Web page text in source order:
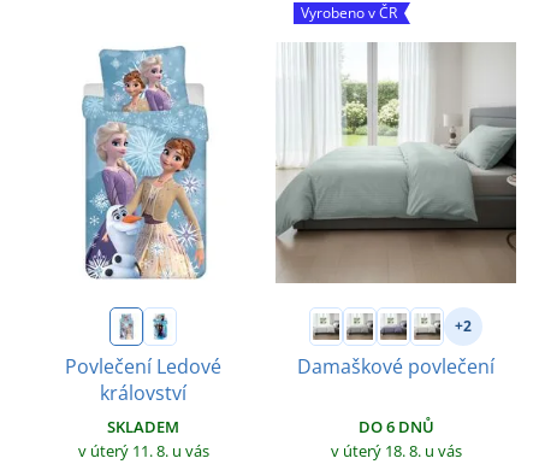
Povlečení Ledové
království
SKLADEM
v úterý 11. 8. u vás
Vyrobeno v ČR
+2
Damaškové povlečení
DO 6 DNŮ
v úterý 18. 8. u vás